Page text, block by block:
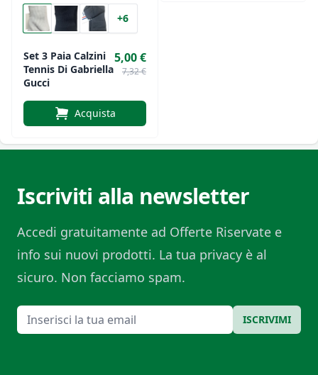
+6
Set 3 Paia Calzini
Tennis Di Gabriella
Gucci
5,00 €
7,32 €
Acquista
Iscriviti alla newsletter
Accedi gratuitamente ad Offerte Riservate e
info sui nuovi prodotti. La tua privacy è al
sicuro. Non facciamo spam.
Email ISCRIVIMI